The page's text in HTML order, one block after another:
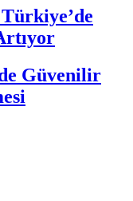
Güvenilir